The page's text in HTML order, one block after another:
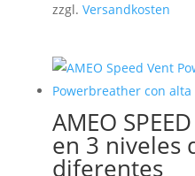
era:
es:
zzgl. Versandkosten
AMEO
en 3 niveles
diferentes